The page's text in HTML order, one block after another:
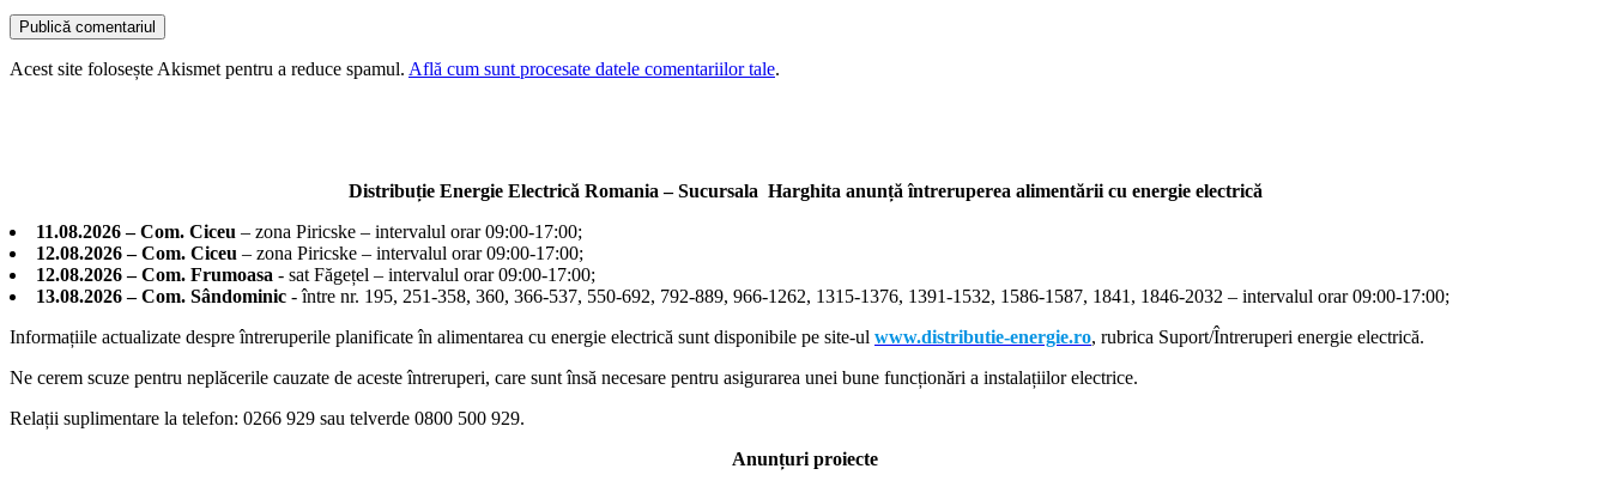
Acest site folosește Akismet pentru a reduce spamul. Află cum sunt procesate datele comentariilor tale.
Distribuție Energie Electrică Romania – Sucursala Harghita anunță întreruperea alimentării cu energie electrică
11.08.2026 – Com. Ciceu – zona Piricske – intervalul orar 09:00-17:00;
12.08.2026 – Com. Ciceu – zona Piricske – intervalul orar 09:00-17:00;
12.08.2026 – Com. Frumoasa - sat Făgețel – intervalul orar 09:00-17:00;
13.08.2026 – Com. Sândominic - între nr. 195, 251-358, 360, 366-537, 550-692, 792-889, 966-1262, 1315-1376, 1391-1532, 1586-1587, 1841, 1846-2032 – intervalul orar 09:00-17:00;
Informațiile actualizate despre întreruperile planificate în alimentarea cu energie electrică sunt disponibile pe site-ul www.distributie-energie.ro, rubrica Suport/Întreruperi energie electrică.
Ne cerem scuze pentru neplăcerile cauzate de aceste întreruperi, care sunt însă necesare pentru asigurarea unei bune funcționări a instalațiilor electrice.
Relații suplimentare la telefon: 0266 929 sau telverde 0800 500 929.
Anunțuri proiecte